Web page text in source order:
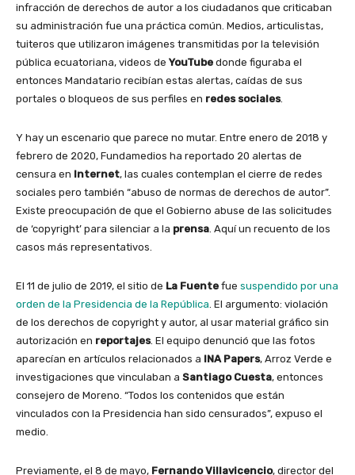
infracción de derechos de autor a los ciudadanos que criticaban
su administración fue una práctica común. Medios, articulistas,
tuiteros que utilizaron imágenes transmitidas por la televisión
pública ecuatoriana, videos de YouTube donde figuraba el
entonces Mandatario recibían estas alertas, caídas de sus
portales o bloqueos de sus perfiles en redes sociales.
Y hay un escenario que parece no mutar. Entre enero de 2018 y
febrero de 2020, Fundamedios ha reportado 20 alertas de
censura en Internet, las cuales contemplan el cierre de redes
sociales pero también “abuso de normas de derechos de autor”.
Existe preocupación de que el Gobierno abuse de las solicitudes
de ‘copyright’ para silenciar a la prensa . Aquí un recuento de los
casos más representativos.
El 11 de julio de 2019, el sitio de La Fuente fue suspendido por una
orden de la Presidencia de la República . El argumento: violación
de los derechos de copyright y autor, al usar material gráfico sin
autorización en reportajes. El equipo denunció que las fotos
aparecían en artículos relacionados a INA Papers, Arroz Verde e
investigaciones que vinculaban a Santiago Cuesta, entonces
consejero de Moreno. “Todos los contenidos que están
vinculados con la Presidencia han sido censurados”, expuso el
medio.
Previamente, el 8 de mayo, Fernando Villavicencio, director del